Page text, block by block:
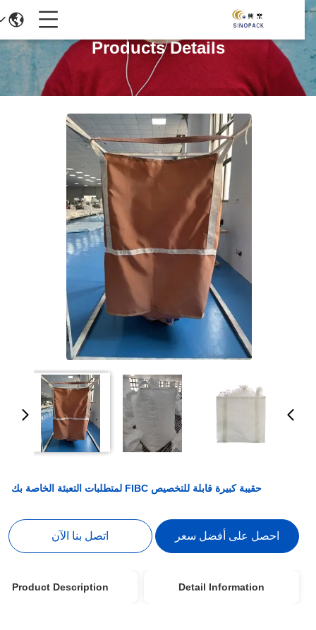
Products Details
حقيبة كبيرة قابلة للتخصيص FIBC لمتطلبات التعبئة الخاصة بك
احصل على أفضل سعر اتصل بنا الآن
Detail Information
Product Description